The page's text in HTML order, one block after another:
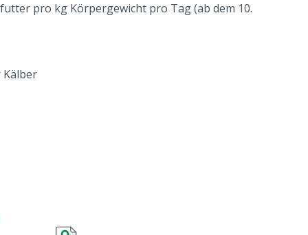
pro kg Körpergewicht pro Tag (ab dem 10.
Kälber
bei trockener Lagerung